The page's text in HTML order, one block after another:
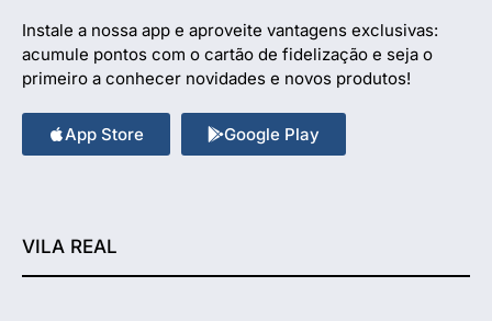
Instale a nossa app e aproveite vantagens exclusivas:
acumule pontos com o cartão de fidelização e seja o
primeiro a conhecer novidades e novos produtos!
App Store Google Play
VILA REAL